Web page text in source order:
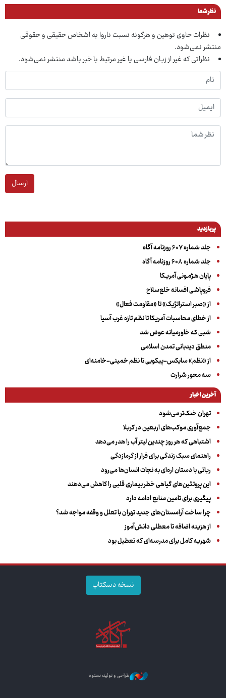
نظر شما
نظرات حاوی توهین و هرگونه نسبت ناروا به اشخاص حقیقی و حقوقی
منتشر نمی‌شود.
نظراتی که غیر از زبان فارسی یا غیر مرتبط با خبر باشد منتشر نمی‌شود.
ارسال
پربازدید
جلد شماره ۶۰۷ روزنامه آگاه
جلد شماره ۶۰۸ روزنامه آگاه
پایان هـژمـونی آمریـکا
فروپاشی افسانه خلع‌سلاح
از «صبر استراتژیک» تا «مقاومت فعال»
از خطای محاسبات آمریکا تا نظم تازه غرب آسیا
شبی که خاورمیانه عوض شد
منطق دیدبانی تمدن اسلامی
از «نظم» سایکس-پیکویی تا نظم خمینی-خامنه‌ای
سه‌ محور شرارت
آخرین اخبار
تهران خنک‌تر می‌شود
جمع‌آوری موکب‌های اربعین در کربلا
اشتباهی که هر روز چندین لیتر آب را هدر می‌دهد
راهنمای سبک زندگی برای فرار از گرمازدگی
رباتی با دستان اره‌ای به نجات انسان‌ها می‌رود
این پروتئین‌های گیاهی خطر بیماری قلبی را کاهش می‌دهند
پیگیری برای تامین منابع ادامه دارد
چرا ساخت آرامستان‌های جدید تهران با تعلل و وقفه مواجه شد؟
از هزینه اضافه تا معطلی دانش‌آموز
شهریه کامل برای مدرسه‌ای که تعطیل بود
نسخه دسکتاپ
طراحی و تولید: نستوه